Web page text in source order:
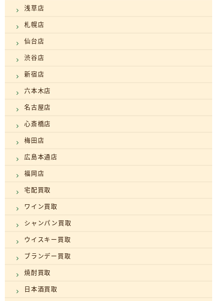
浅草店
札幌店
仙台店
渋谷店
新宿店
六本木店
名古屋店
心斎橋店
梅田店
広島本通店
福岡店
宅配買取
ワイン買取
シャンパン買取
ウイスキー買取
ブランデー買取
焼酎買取
日本酒買取